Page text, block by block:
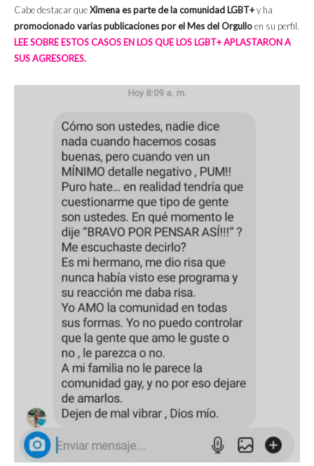
Cabe destacar queXimena es parte de la comunidad LGBT+y ha
promocionado varias publicaciones por el Mes del Orgulloen su perfil.
LEE SOBRE ESTOS CASOS EN LOS QUE LOS LGBT+ APLASTARON A
SUS AGRESORES.